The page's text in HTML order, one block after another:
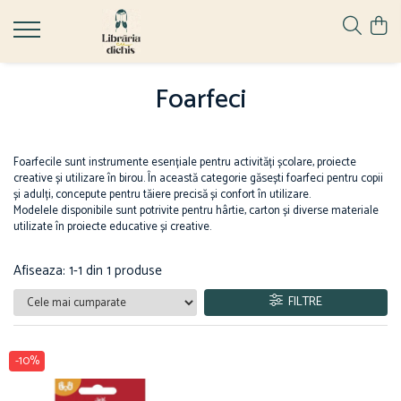
Ascuțitori
Corectoare
Radiere
Agrafe de birou
Benzi adezive
Capsatoare
Decapsatoare
Perforatoare
Ghiozdane grădiniță
Ghiozdane școală
Ghiozdane Clasa Pregătitoare
Ghiozdane Clasele I-IV
Foarfeci
Foarfecile sunt instrumente esențiale pentru activități școlare, proiecte
creative și utilizare în birou. În această categorie găsești foarfeci pentru copii
și adulți, concepute pentru tăiere precisă și confort în utilizare.
Modelele disponibile sunt potrivite pentru hârtie, carton și diverse materiale
utilizate în proiecte educative și creative.
Afiseaza: 1-1 din 1 produse
FILTRE
-10%